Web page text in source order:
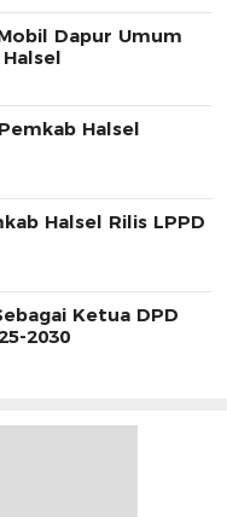
Dapur Umum
Halsel
Halsel Rilis LPPD
Ketua DPD
2030